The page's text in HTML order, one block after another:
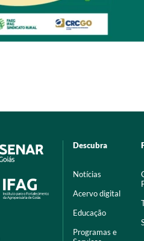
Descubra
Notícias
Acervo digital
Educação
Programas e